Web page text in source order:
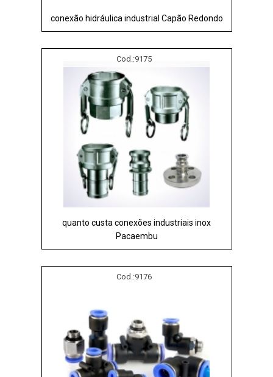
conexão hidráulica industrial Capão Redondo
Cod.:9175
quanto custa conexões industriais inox
Pacaembu
Cod.:9176